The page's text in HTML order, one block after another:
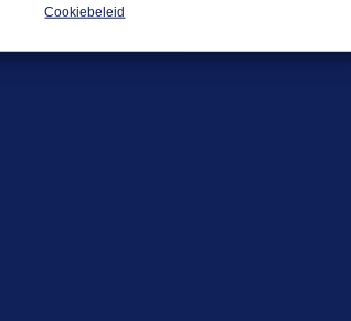
Cookiebeleid